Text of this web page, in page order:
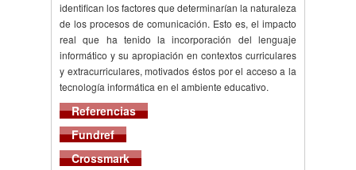
identifican los factores que determinarían la naturaleza
de los procesos de comunicación. Esto es, el impacto
real que ha tenido la incorporación del lenguaje
informático y su apropiación en contextos curriculares
y extracurriculares, motivados éstos por el acceso a la
tecnología informática en el ambiente educativo.
Referencias
Fundref
Crossmark